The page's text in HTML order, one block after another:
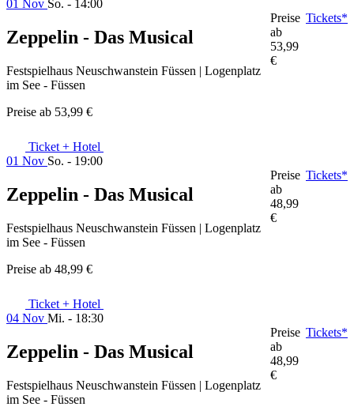
01 Nov So. - 14:00
Zeppelin - Das Musical
Festspielhaus Neuschwanstein Füssen | Logenplatz
im See - Füssen
Preise ab 53,99 €
Preise
ab
53,99
€
Tickets*
Ticket + Hotel
01 Nov So. - 19:00
Zeppelin - Das Musical
Festspielhaus Neuschwanstein Füssen | Logenplatz
im See - Füssen
Preise ab 48,99 €
Preise
ab
48,99
€
Tickets*
Ticket + Hotel
04 Nov Mi. - 18:30
Zeppelin - Das Musical
Festspielhaus Neuschwanstein Füssen | Logenplatz
im See - Füssen
Preise
ab
48,99
€
Tickets*